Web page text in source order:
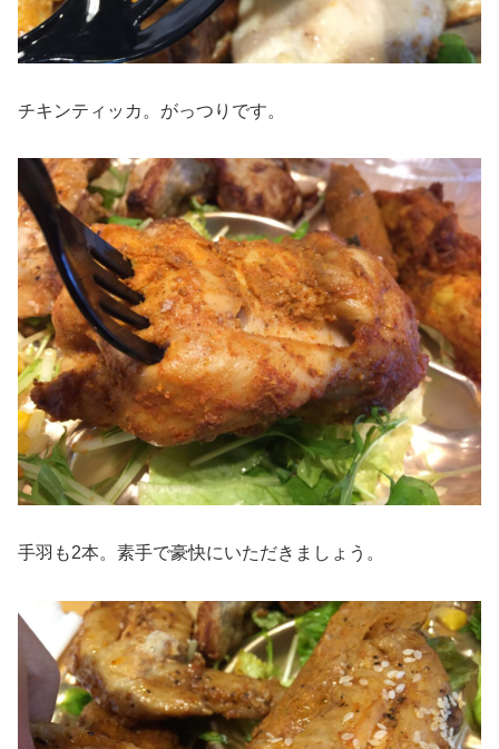
チキンティッカ。がっつりです。
手羽も2本。素手で豪快にいただきましょう。